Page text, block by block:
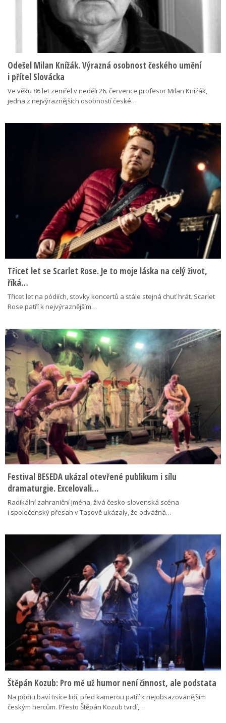
Odešel Milan Knížák. Výrazná osobnost českého umění
i přítel Slovácka
Ve věku 86 let zemřel v neděli 26. července profesor Milan Knížák,
jedna z nejvýraznějších osobností české…
Třicet let se Scarlet Rose. Je to moje láska na celý život,
říká…
Třicet let na pódiích, stovky koncertů a stále stejná chuť hrát. Scarlet
Rose patří k nejvýraznějším…
Festival BESEDA ukázal otevřené publikum i sílu
dramaturgie. Excelovali…
Radikální zahraniční jména, živá česko-slovenská scéna
i společenský přesah v Tasově ukázaly, že odvážná…
Štěpán Kozub: Pro mě už humor není činnost, ale podstata
Na pódiu baví tisíce lidí, před kamerou patří k nejobsazovanějším
českým hercům. Přesto Štěpán Kozub tvrdí,…